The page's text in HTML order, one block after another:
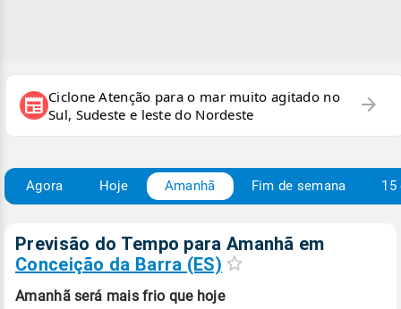
newspaper Ciclone Atenção para o mar muito agitado no
Sul, Sudeste e leste do Nordeste
arrow_forward
Agora Hoje Amanhã Fim de semana 15
Previsão do Tempo para Amanhã em
Conceição da Barra (ES)
Amanhã será mais frio que hoje